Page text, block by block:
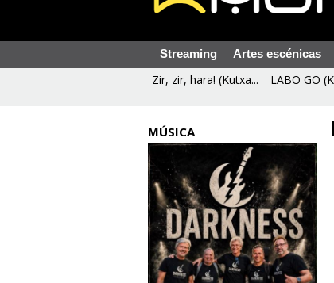
Streaming Artes escénicas
Zir, zir, hara! (Kutxa... LABO GO
MÚSICA